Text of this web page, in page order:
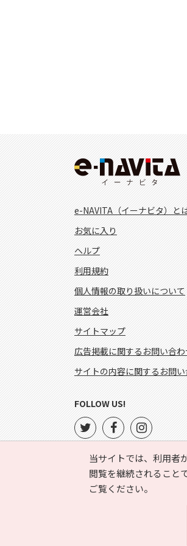
当サイトでは、利用者
閲覧を継続されること
ご覧ください。
e-NAVITA（イーナビタ）と
お気に入り
ヘルプ
利用規約
個人情報の取り扱いについて
運営会社
サイトマップ
広告掲載に関するお問い合わ
サイトの内容に関するお問
FOLLOW US!